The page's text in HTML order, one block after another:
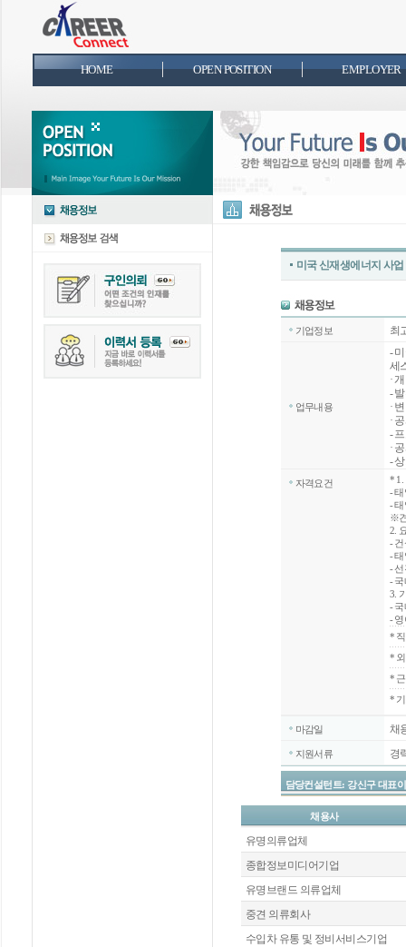
HOME OPEN POSITION EMPLOYER
미국 신재생에너지 사
기업정보 최
업무내용
-
세
·
-
·
·
-
·
-
자격요건 * 1.
-
-
※
2.
-
-
-
-
3.
-
- 영
*
*
*
*
마감일 채
지원서류 경
담당컨설턴트: 강신구 대표
채용사
유명의류업체
종합정보미디어기업
유명브랜드 의류업체
중견 의류회사
수입차 유통 및 정비서비스기업